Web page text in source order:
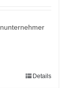
Details